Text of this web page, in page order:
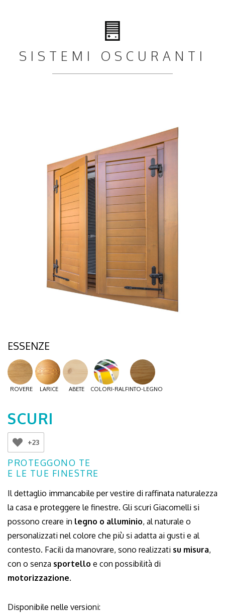
SISTEMI OSCURANTI
ESSENZE
ROVERE LARICE ABETE COLORI-RALFINTO-LEGNO
SCURI
+23
PROTEGGONO TE
E LE TUE FINESTRE
Il dettaglio immancabile per vestire di raffinata naturalezza
la casa e proteggere le finestre. Gli scuri Giacomelli si
possono creare in legno o alluminio, al naturale o
personalizzati nel colore che più si adatta ai gusti e al
contesto. Facili da manovrare, sono realizzati su misura,
con o senza sportello e con possibilità di
motorizzazione.
Disponibile nelle versioni: